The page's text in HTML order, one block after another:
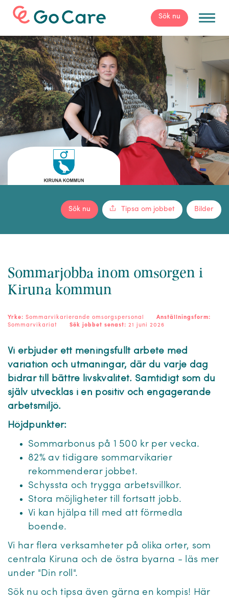
För arbetsgivare Sök nu
Bilder
Tipsa om jobbet
Sök nu
Sommarjobba inom omsorgen i
Kiruna kommun
Yrke: Sommarvikarierande omsorgspersonal
Anställningsform:
Sommarvikariat
Sök jobbet senast: 21 juni 2026
Vi erbjuder ett meningsfullt arbete med
variation och utmaningar, där du varje dag
bidrar till bättre livskvalitet. Samtidigt som du
själv utvecklas i en positiv och engagerande
arbetsmiljö.
Höjdpunkter:
Sommarbonus på 1 500 kr per vecka.
82% av tidigare sommarvikarier
rekommenderar jobbet.
Schyssta och trygga arbetsvillkor.
Stora möjligheter till fortsatt jobb.
Vi kan hjälpa till med att förmedla
boende.
Vi har flera verksamheter på olika orter, som
centrala Kiruna och de östra byarna - läs mer
under "Din roll".
Sök nu och tipsa även gärna en kompis! Här